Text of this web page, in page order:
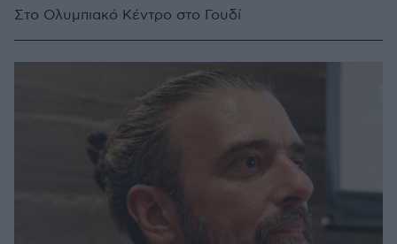
Στο Ολυμπιακό Κέντρο στο Γουδί